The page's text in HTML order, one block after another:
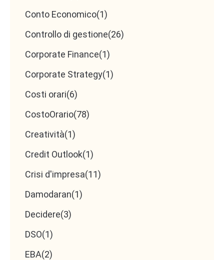
Conto Economico(1)
Controllo di gestione(26)
Corporate Finance(1)
Corporate Strategy(1)
Costi orari(6)
CostoOrario(78)
Creatività(1)
Credit Outlook(1)
Crisi d'impresa(11)
Damodaran(1)
Decidere(3)
DSO(1)
EBA(2)